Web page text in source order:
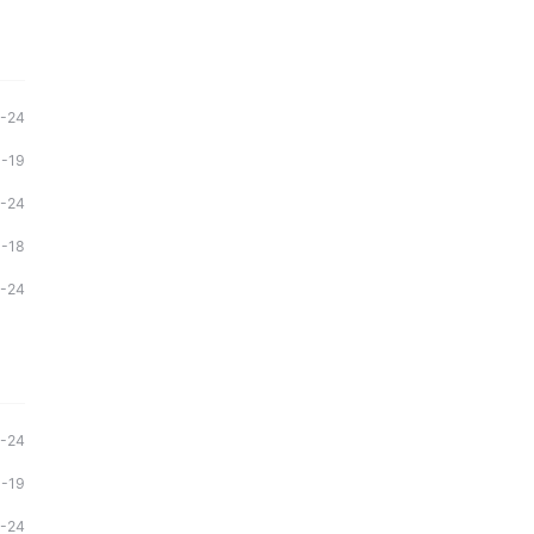
24
19
24
18
24
24
19
24